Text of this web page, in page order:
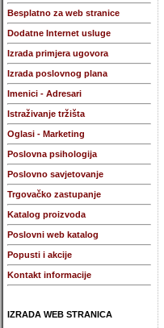
Besplatno za web stranice
Dodatne Internet usluge
Izrada primjera ugovora
Izrada poslovnog plana
Imenici - Adresari
Istraživanje tržišta
Oglasi - Marketing
Poslovna psihologija
Poslovno savjetovanje
Trgovačko zastupanje
Katalog proizvoda
Poslovni web katalog
Popusti i akcije
Kontakt informacije
IZRADA WEB STRANICA